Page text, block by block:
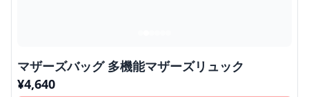
マザーズバッグ 多機能マザーズリュック
¥4,640